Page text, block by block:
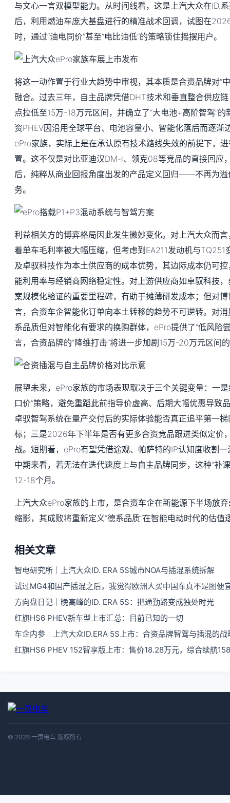
与文心一言双模型能力。从时间线看，这是上汽大众在ID.
后，利用燃油车庞大基盘进行的精准战术回调，试图在
时，通过“油电同价”甚至“电比油低”的策略锁住摇摆用户。
将这一动作置于行业大趋势中审视，其本质是合资品牌对“
融合。过去三年，自主品牌凭借DHT技术和垂直整合供应
点拉低至15万-18万元区间，并确立了“大电池+高阶智驾”
资PHEV因沿用全球平台、电池容量小、智能化落后而逐渐
ePro家族，实际上是在承认原有技术路线失效的前提下，
置。这不仅是对比亚迪汉DM-i、领克08等竞品的直接回应
后，纯粹从商业回报角度出发的产品定义回归——不再为溢
务。
利益相关方的博弈格局因此发生微妙变化。对上汽大众而
着单车毛利率被大幅压缩，但考虑到EA211发动机与
及卓驭科技作为本土供应商的成本优势，其边际成本仍可
能利用率与经销商网络稳定性。对上游供应商如卓驭科技
案规模化验证的重要里程碑，有助于摊薄研发成本；但对
言，合资车企智能化订单向本土转移的趋势不可逆转。对
系品质但对智能化有要求的换购群体，ePro提供了“低风险
言，合资品牌的“降维打击”将进一步加剧15万-20万元区间
展望未来，ePro家族的市场表现取决于三个关键变量：一
口价”策略，避免重蹈此前指导价虚高、后期大幅优惠导致
卓驭智驾系统在量产交付后的实际体验能否真正追平第一
标；三是2026年下半年是否有更多合资竞品跟进类似定价
战。短期看，ePro有望凭借途观、帕萨特的IP认知度收割
中期来看，若无法在迭代速度上与自主品牌同步，这种“补
12-18个月。
上汽大众ePro家族的上市，是合资车企在新能源下半场放
缩影，其成败将重新定义“德系品质”在智能电动时代的估值
相关文章
智电研究所｜上汽大众ID. ERA 5S城市NOA与插混系统拆解
试过MG4和国产插混之后，我觉得欧洲人买中国车真不是图便
方向盘日记｜晚高峰的ID. ERA 5S：把通勤路变成独处时光
红旗HS6 PHEV新车型上市汇总：目前已知的一切
车企内参｜上汽大众ID.ERA 5S上市：合资品牌智驾与插混的战
红旗HS6 PHEV 152智享版上市：售价18.28万元，综合续航
© 2026 一页电车 版权所有